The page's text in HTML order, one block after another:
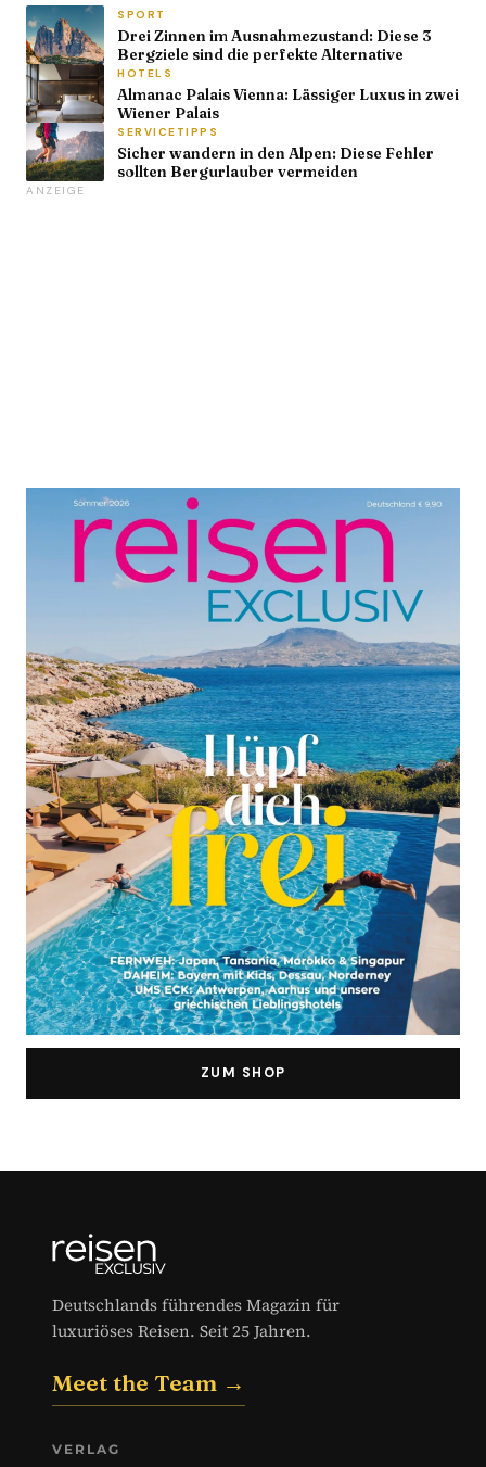
ZUM SHOP
SPORT
Drei Zinnen im Ausnahmezustand: Diese 3
Bergziele sind die perfekte Alternative
HOTELS
Almanac Palais Vienna: Lässiger Luxus in zwei
Wiener Palais
SERVICETIPPS
Sicher wandern in den Alpen: Diese Fehler
sollten Bergurlauber vermeiden
ANZEIGE
Deutschlands führendes Magazin für
luxuriöses Reisen. Seit 25 Jahren.
Meet the Team →
VERLAG